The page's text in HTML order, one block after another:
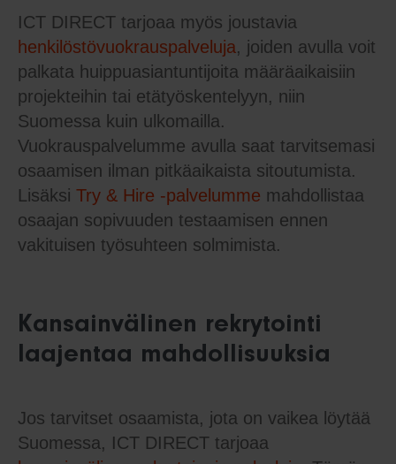
ICT DIRECT tarjoaa myös joustavia
henkilöstövuokrauspalveluja, joiden avulla voit
palkata huippuasiantuntijoita määräaikaisiin
projekteihin tai etätyöskentelyyn, niin
Suomessa kuin ulkomailla.
Vuokrauspalvelumme avulla saat tarvitsemasi
osaamisen ilman pitkäaikaista sitoutumista.
Lisäksi Try & Hire -palvelumme mahdollistaa
osaajan sopivuuden testaamisen ennen
vakituisen työsuhteen solmimista.
Kansainvälinen rekrytointi
laajentaa mahdollisuuksia
Jos tarvitset osaamista, jota on vaikea löytää
Suomessa, ICT DIRECT tarjoaa